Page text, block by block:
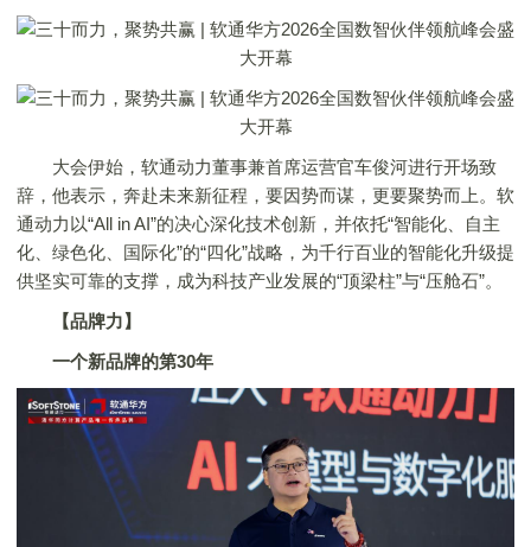
大会伊始，软通动力董事兼首席运营官车俊河进行开场致
辞，他表示，奔赴未来新征程，要因势而谋，更要聚势而上。软
通动力以“All in AI”的决心深化技术创新，并依托“智能化、自主
化、绿色化、国际化”的“四化”战略，为千行百业的智能化升级提
供坚实可靠的支撑，成为科技产业发展的“顶梁柱”与“压舱石”。
【品牌力】
一个新品牌的第30年